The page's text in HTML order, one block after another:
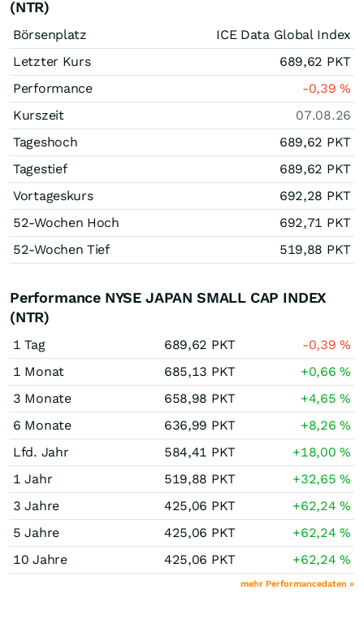
(NTR)
Börsenplatz
ICE Data Global Index
Letzter Kurs
689,62 PKT
Performance
-0,39%
Kurszeit
07.08.26
Tageshoch
689,62 PKT
Tagestief
689,62 PKT
Vortageskurs
692,28 PKT
52-Wochen Hoch
692,71 PKT
52-Wochen Tief
519,88 PKT
Performance NYSE JAPAN SMALL CAP INDEX
(NTR)
1 Tag 689,62 PKT -0,39%
1 Monat
685,13 PKT +0,66%
3 Monate
658,98 PKT +4,65%
6 Monate
636,99 PKT +8,26%
Lfd. Jahr
584,41 PKT +18,00%
1 Jahr
519,88 PKT +32,65%
3 Jahre
425,06 PKT +62,24%
5 Jahre
425,06 PKT +62,24%
10 Jahre
425,06 PKT +62,24%
mehr Performancedaten »